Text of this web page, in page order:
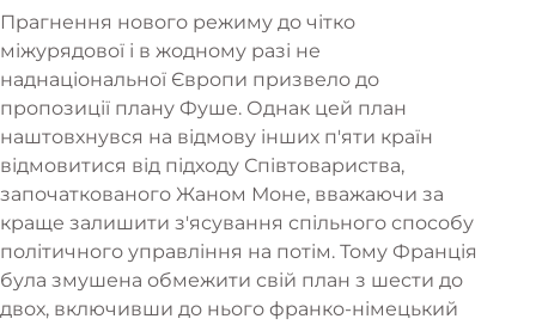
Прагнення нового режиму до чітко
міжурядової і в жодному разі не
наднаціональної Європи призвело до
пропозиції плану Фуше. Однак цей план
наштовхнувся на відмову інших п'яти країн
відмовитися від підходу Співтовариства,
започаткованого Жаном Моне, вважаючи за
краще залишити з'ясування спільного способу
політичного управління на потім. Тому Франція
була змушена обмежити свій план з шести до
двох, включивши до нього франко-німецький